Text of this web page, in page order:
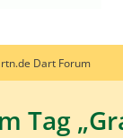
Dart Forum
Tag